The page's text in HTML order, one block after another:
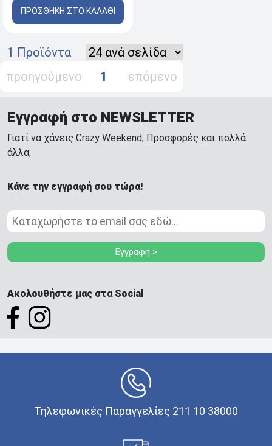
ΠΡΟΣΘΗΚΗ ΣΤΟ ΚΑΛΑΘΙ
1 Προϊόντα
προηγούμενο
1 επόμενο
Εγγραφή στο NEWSLETTER
Γιατί να χάνεις Crazy Weekend, Προσφορές και πολλά
άλλα;
Κάνε την εγγραφή σου τώρα!
Εγγραφή >
Ακολουθήστε μας στα Social
Τηλεφωνικές Παραγγελίες 211 10 38000